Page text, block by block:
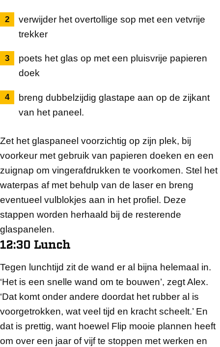
verwijder het overtollige sop met een vetvrije
trekker
poets het glas op met een pluisvrije papieren
doek
breng dubbelzijdig glastape aan op de zijkant
van het paneel.
Zet het glaspaneel voorzichtig op zijn plek, bij
voorkeur met gebruik van papieren doeken en een
zuignap om vingerafdrukken te voorkomen. Stel het
waterpas af met behulp van de laser en breng
eventueel vulblokjes aan in het profiel. Deze
stappen worden herhaald bij de resterende
glaspanelen.
12:30 Lunch
Tegen lunchtijd zit de wand er al bijna helemaal in.
‘Het is een snelle wand om te bouwen’, zegt Alex.
‘Dat komt onder andere doordat het rubber al is
voorgetrokken, wat veel tijd en kracht scheelt.’ En
dat is prettig, want hoewel Flip mooie plannen heeft
om over een jaar of vijf te stoppen met werken en